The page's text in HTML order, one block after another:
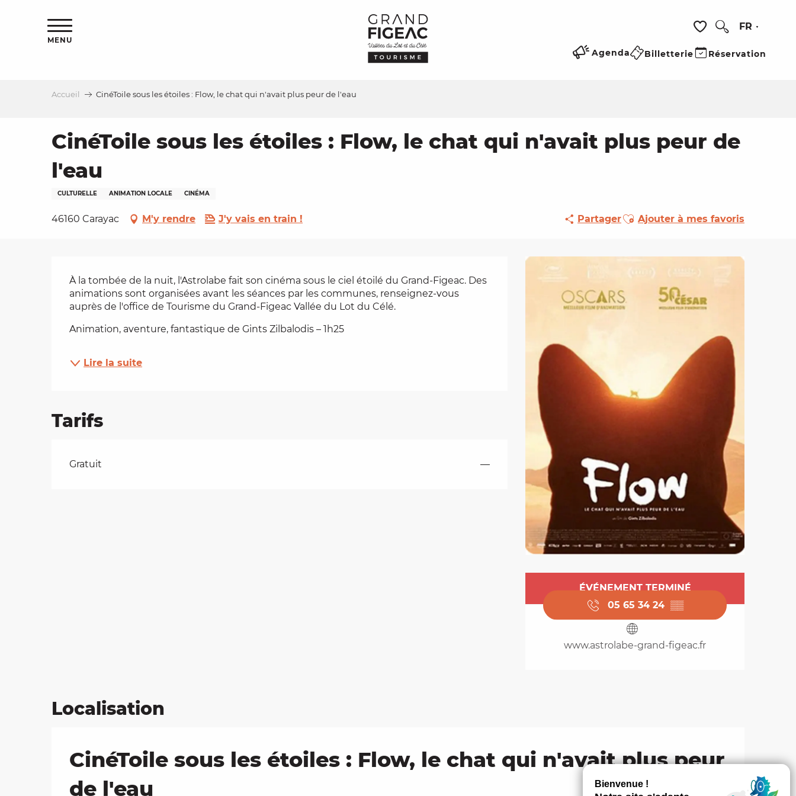
Voir les favoris
FR
MENU
Agenda Billetterie Réservation
Accueil CinéToile sous les étoiles : Flow, le chat qui n'avait plus peur de l'eau
CinéToile sous les étoiles : Flow, le chat qui n'avait plus peur de
l'eau
CULTURELLE ANIMATION LOCALE CINÉMA
46160 Carayac M'y rendre J'y vais en train ! PartagerAjouter aux favoris
Ajouter à mes favoris
Ouverture et
ÉVÉNEMENT TERMINÉ
05 65 34 24 ▒▒
www.astrolabe-grand-figeac.fr
Description
À la tombée de la nuit, l'Astrolabe fait son cinéma sous le ciel étoilé du Grand-Figeac. Des
animations sont organisées avant les séances par les communes, renseignez-vous
auprès de l'office de Tourisme du Grand-Figeac Vallée du Lot du Célé.
Animation, aventure, fantastique de Gints Zilbalodis – 1h25
Lire la suite
Tarifs
Tarifs 2026
Gratuit —
Localisation
CinéToile sous les étoiles : Flow, le chat qui n'avait plus peur
de l'eau